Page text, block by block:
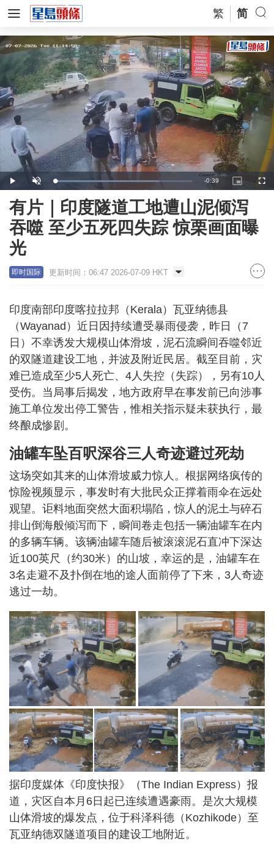
繁 简
Play Unmute Loaded:
75.95%
Remaining
Time
-0:39
Picture-
in-
有片｜印度隧道工地遭山泥倾泻
吞噬 至少五死四失踪 惊栗画面曝
光
即时国际 更新时间：06:47 2026-07-09 HKT
印度南部印度喀拉拉邦（Kerala）瓦亚纳德县
（Wayanad）近日因持续遭受暴雨侵袭，昨日（7
日）不幸诱发大规模山体滑坡，泥石流瞬间吞噬邻近
的双隧道建设工地，并波及附近民居。截至目前，灾
难已造成至少5人死亡、4人失控（失踪），另有10人
受伤。当局事后揭发，地方政府早在事发前已向涉事
施工单位发出停工警告，惟相关指示疑未获执行，最
终酿成惨剧。
油罐车坠百呎深谷三人奇迹避过死劫
这场突如其来的山体滑坡威力惊人。根据网络疯传的
惊险视频显示，事发时有大批民众正撑着雨伞在远处
观望。讵料地面突然大面积塌陷，惊人的泥土与碎石
排山倒海般倾泻而下，瞬间卷走包括一辆油罐车在内
的多辆车辆。该辆油罐车随后被滚滚泥石直冲下深达
近100英尺（约30米）的山坡，幸运的是，油罐车在
3名走避不及扑倒在地的途人面前停了下来，3人奇迹
逃过一劫。
据印度媒体《印度快报》（The Indian Express）报
道，灾区自本月6日起已连续遭遇豪雨。是次大规模
山体滑坡的爆发点，位于科泽科德（Kozhikode）至
瓦亚纳德双隧道项目的建设工地附近。